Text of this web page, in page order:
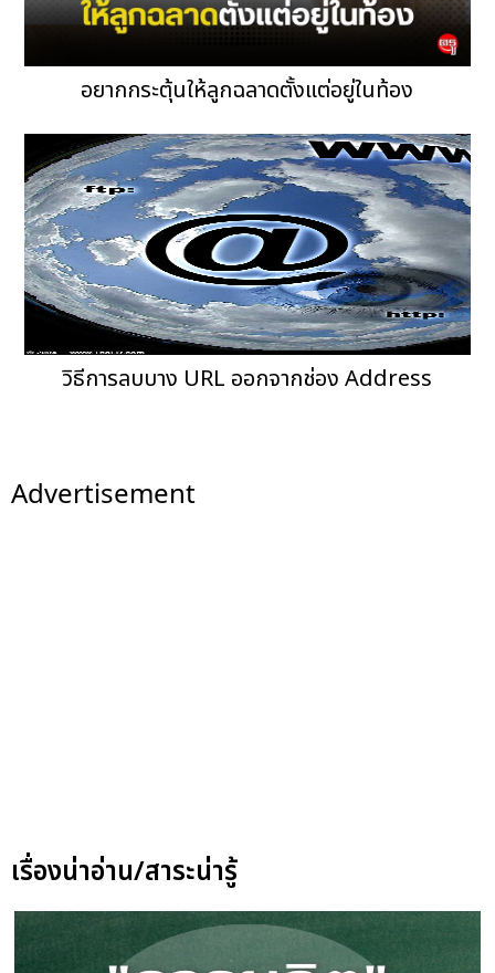
อยากกระตุ้นให้ลูกฉลาดตั้งแต่อยู่ในท้อง
วิธีการลบบาง URL ออกจากช่อง Address
Advertisement
เรื่องน่าอ่าน/สาระน่ารู้